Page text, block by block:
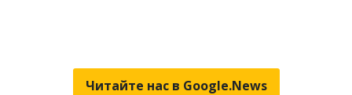
Читайте нас в Google.News